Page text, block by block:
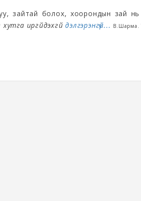
зайтай болох, хоорондын зай
хутга иргүйдэхгүйдэлгэрэнгүй... В.Шарма.